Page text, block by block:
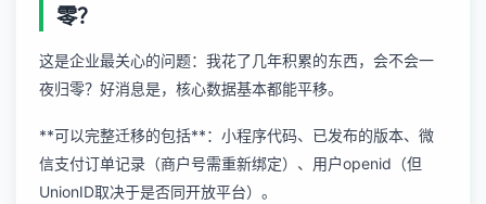
零？
这是企业最关心的问题：我花了几年积累的东西，会不会一
夜归零？好消息是，核心数据基本都能平移。
**可以完整迁移的包括**：小程序代码、已发布的版本、微
信支付订单记录（商户号需重新绑定）、用户openid（但
UnionID取决于是否同开放平台）。